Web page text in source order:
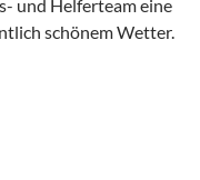
und Helferteam eine
schönem Wetter.